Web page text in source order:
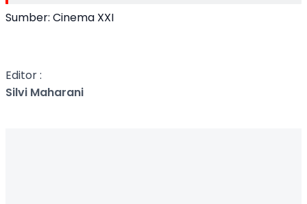
Sumber: Cinema XXI
Editor :
Silvi Maharani